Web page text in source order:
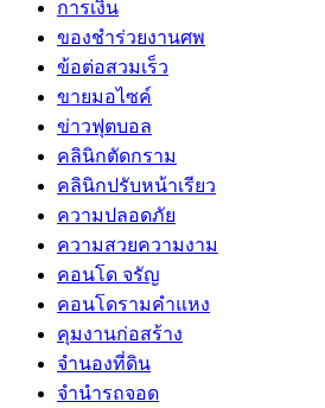
การเงิน
ของชำร่วยงานศพ
ข้อต่อสวมเร็ว
ขายมอไซค์
ข่าวฟุตบอล
คลินิกตัดกราม
คลินิกปรับหน้าเรียว
ความปลอดภัย
ความสวยความงาม
คอนโด จรัญ
คอนโดรามคำแหง
คุมงานก่อสร้าง
จำนองที่ดิน
จำนำรถจอด